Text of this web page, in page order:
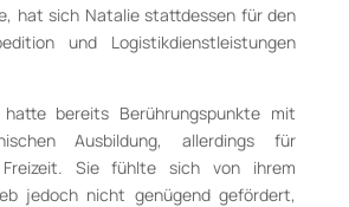
hat sich Natalie stattdessen für den
und Logistikdienstleistungen
hatte bereits Berührungspunkte mit
Ausbildung, allerdings für
Freizeit. Sie fühlte sich von ihrem
jedoch nicht genügend gefördert,